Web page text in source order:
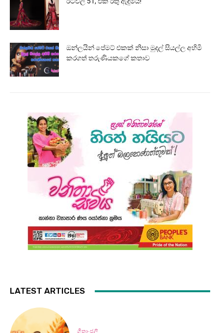
ඔන්ලයින් පේමට් එකක් නිසා මුදල් සියල්ල අහිමි
කරගත් තරුණියකගේ කතාව
LATEST ARTICLES
ගීතාංජලී